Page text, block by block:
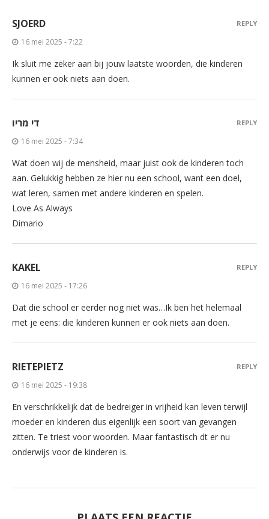
SJOERD
16 mei 2025 - 7:22
Ik sluit me zeker aan bij jouw laatste woorden, die kinderen
kunnen er ook niets aan doen.
REPLY
די מריו
16 mei 2025 - 7:34
Wat doen wij de mensheid, maar juist ook de kinderen toch
aan. Gelukkig hebben ze hier nu een school, want een doel,
wat leren, samen met andere kinderen en spelen.
Love As Always
Dimario
REPLY
KAKEL
16 mei 2025 - 17:26
Dat die school er eerder nog niet was…Ik ben het helemaal
met je eens: die kinderen kunnen er ook niets aan doen.
REPLY
RIETEPIETZ
16 mei 2025 - 19:38
En verschrikkelijk dat de bedreiger in vrijheid kan leven terwijl
moeder en kinderen dus eigenlijk een soort van gevangen
zitten. Te triest voor woorden. Maar fantastisch dt er nu
onderwijs voor de kinderen is.
REPLY